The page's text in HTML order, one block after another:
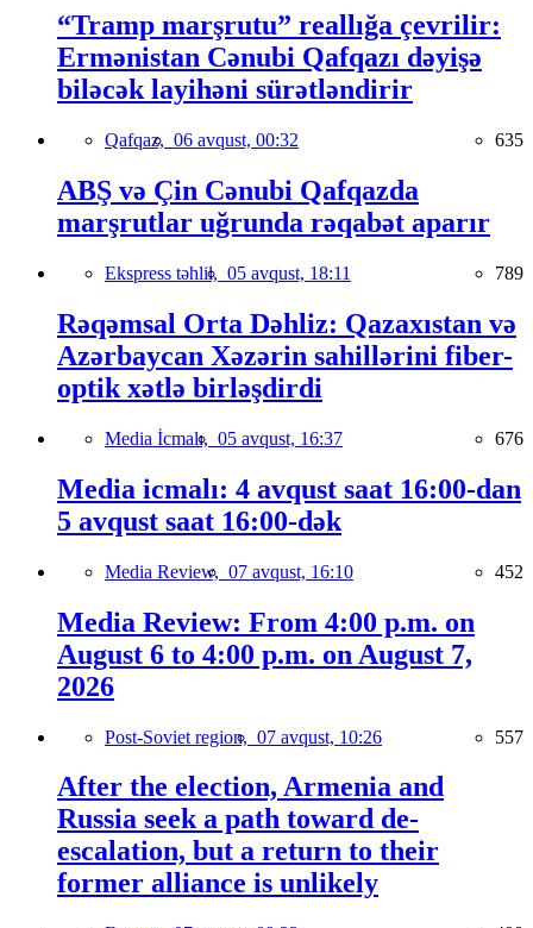
“Tramp marşrutu” reallığa çevrilir:
Ermənistan Cənubi Qafqazı dəyişə
biləcək layihəni sürətləndirir
Qafqaz, 06 avqust, 00:32 635
ABŞ və Çin Cənubi Qafqazda
marşrutlar uğrunda rəqabət aparır
Ekspress təhlil, 05 avqust, 18:11 789
Rəqəmsal Orta Dəhliz: Qazaxıstan və
Azərbaycan Xəzərin sahillərini fiber-
optik xətlə birləşdirdi
Media İcmalı, 05 avqust, 16:37 676
Media icmalı: 4 avqust saat 16:00-dan
5 avqust saat 16:00-dək
Media Review, 07 avqust, 16:10 452
Media Review: From 4:00 p.m. on
August 6 to 4:00 p.m. on August 7,
2026
Post-Soviet region, 07 avqust, 10:26 557
After the election, Armenia and
Russia seek a path toward de-
escalation, but a return to their
former alliance is unlikely